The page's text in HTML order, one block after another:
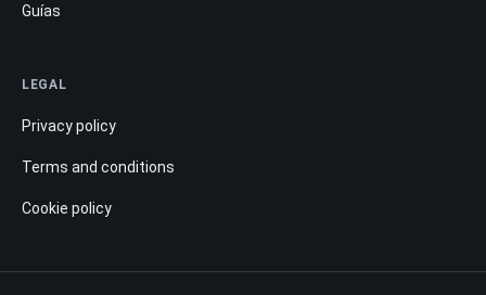
Guías
LEGAL
Privacy policy
Terms and conditions
Cookie policy